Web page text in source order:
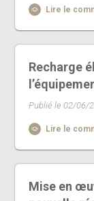
Lire le
Recharge
Publié le 02/06/
Lire le
Mise en